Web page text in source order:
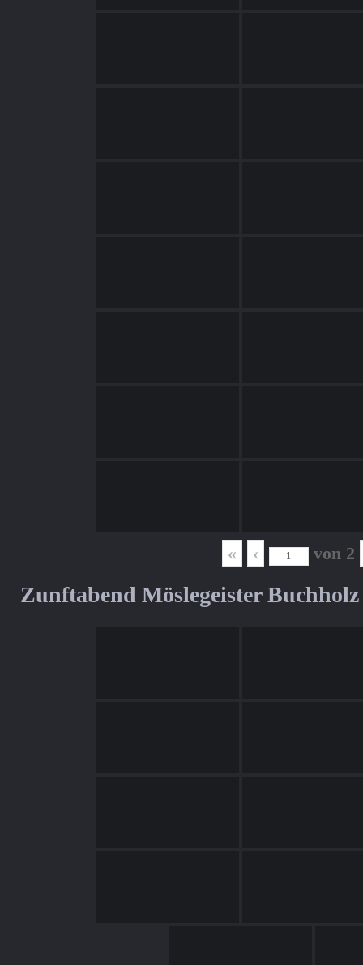
« ‹ von 2
Zunftabend Möslegeister Buchholz